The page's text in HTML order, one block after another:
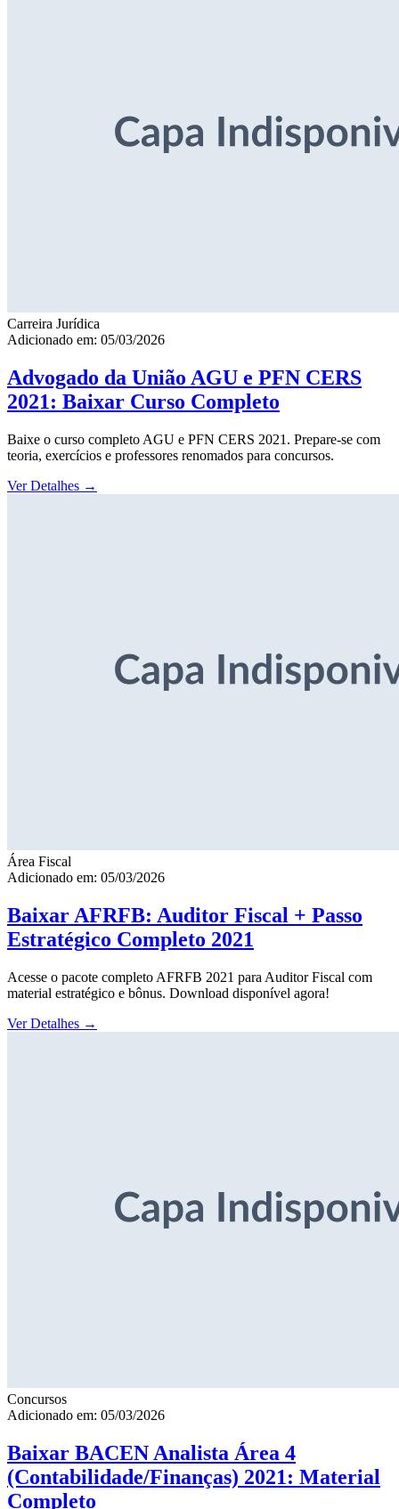
Carreira Jurídica
Adicionado em: 05/03/2026
Advogado da União AGU e PFN CERS
2021: Baixar Curso Completo
Baixe o curso completo AGU e PFN CERS 2021. Prepare-se com
teoria, exercícios e professores renomados para concursos.
Ver Detalhes →
Área Fiscal
Adicionado em: 05/03/2026
Baixar AFRFB: Auditor Fiscal + Passo
Estratégico Completo 2021
Acesse o pacote completo AFRFB 2021 para Auditor Fiscal com
material estratégico e bônus. Download disponível agora!
Ver Detalhes →
Concursos
Adicionado em: 05/03/2026
Baixar BACEN Analista Área 4
(Contabilidade/Finanças) 2021: Material
Completo